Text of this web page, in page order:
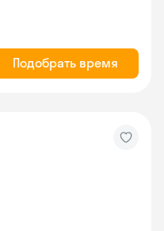
Подобрать время